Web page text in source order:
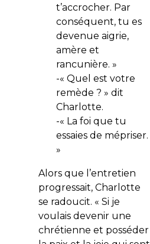
t’accrocher. Par
conséquent, tu es
devenue aigrie,
amère et
rancunière. »
-« Quel est votre
remède ? » dit
Charlotte.
-« La foi que tu
essaies de mépriser.
»
Alors que l’entretien
progressait, Charlotte
se radoucit. « Si je
voulais devenir une
chrétienne et posséder